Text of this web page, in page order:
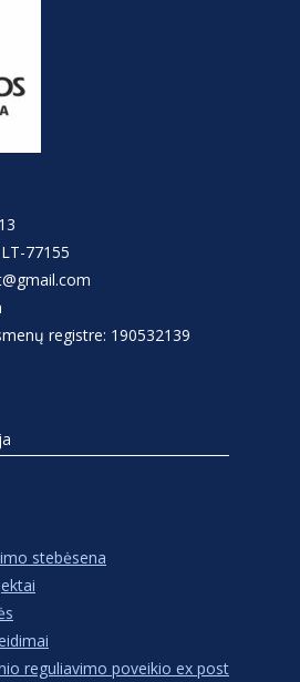
77155
registre: 190532139
stebėsena
reguliavimo poveikio ex post